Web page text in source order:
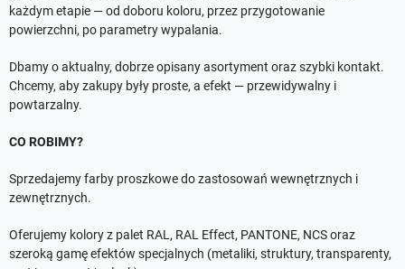
każdym etapie — od doboru koloru, przez przygotowanie
powierzchni, po parametry wypalania.
Dbamy o aktualny, dobrze opisany asortyment oraz szybki kontakt.
Chcemy, aby zakupy były proste, a efekt — przewidywalny i
powtarzalny.
CO ROBIMY?
Sprzedajemy farby proszkowe do zastosowań wewnętrznych i
zewnętrznych.
Oferujemy kolory z palet RAL, RAL Effect, PANTONE, NCS oraz
szeroką gamę efektów specjalnych (metaliki, struktury, transparenty,